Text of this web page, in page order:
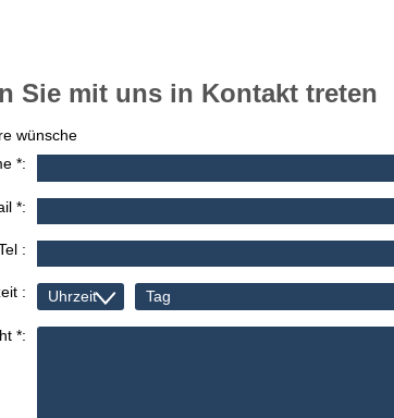
Sie mit uns in Kontakt treten
wünsche
*:
*:
:
:
*: